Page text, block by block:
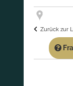
Zurück zur